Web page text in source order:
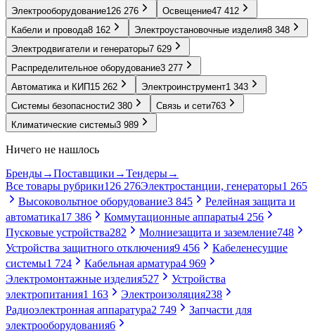
Электрооборудование126 276 Освещение47 412
Кабели и провода8 162 Электроустановочные изделия8 348
Электродвигатели и генераторы7 629
Распределительное оборудование3 277
Автоматика и КИП 15 262 Электроинструмент1 343
Системы безопасности2 380 Связь и сети763
Климатические системы3 989
Ничего не нашлось
Бренды→Поставщики →Тендеры→
Все товары рубрики126 276Электростанции, генераторы1 265
Высоковольтное оборудование3 845
Релейная защита и
автоматика17 386 Коммутационные аппараты4 256
Пусковые устройства282 Молниезащита и заземление748
Устройства защитного отключения9 456
Кабеленесущие
системы1 724 Кабельная арматура4 969
Электромонтажные изделия527
Устройства
электропитания1 163 Электроизоляция238
Радиоэлектронная аппаратура2 749
Запчасти для
электрооборудования6